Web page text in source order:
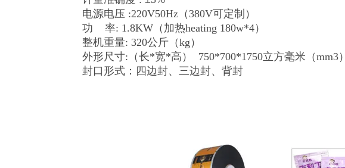
电源电压 :220V50Hz（380V可定制）
功 率: 1.8KW（加热heating 180w*4）
整机重量: 320公斤（kg）
外形尺寸:（长*宽*高） 750*700*1750立方毫米（mm3
封口形式：四边封、三边封、背封